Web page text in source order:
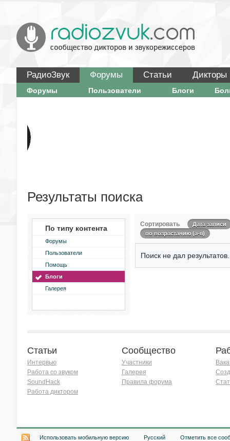
РадиоЗвук Форумы Статьи Дикторы
Форумы Пользователи Блоги
Результаты поиска
По типу контента
Форумы
Пользователи
Помощь
Блоги
Галерея
Сортировать
Дата записи
по возрастанию (а-я)
Поиск не дал результатов.
Статьи
Интервью
Работа со звуком
SoundHack
Работа диктором
Сообщество
Участники
Галерея
Правила форума
Использовать мобильную версию Русский Отметить все